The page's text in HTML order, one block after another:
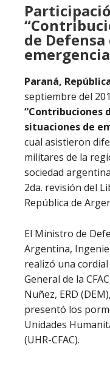
de
Paraná,
septiembre del
“Contribuciones
situaciones de
cual asistieron
militares de la
sociedad
2da. revisión del
República de
El Ministro de
Argentina,
realizó una
General de la
Nuñez, ERD
presentó los
Unidades
(UHR-CFAC).